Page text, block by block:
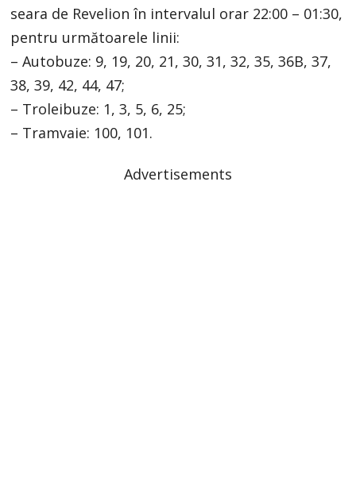
seara de Revelion în intervalul orar 22:00 – 01:30,
pentru următoarele linii:
– Autobuze: 9, 19, 20, 21, 30, 31, 32, 35, 36B, 37,
38, 39, 42, 44, 47;
– Troleibuze: 1, 3, 5, 6, 25;
– Tramvaie: 100, 101.
Advertisements